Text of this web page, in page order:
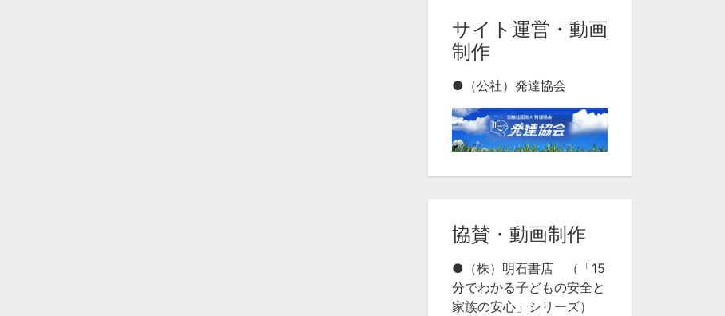
サイト運営・動画
制作
●（公社）発達協会
協賛・動画制作
●（株）明石書店 （「15
分でわかる子どもの安全と
家族の安心」シリーズ）